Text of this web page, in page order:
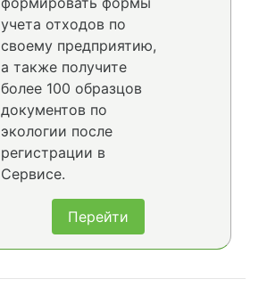
учета отходов по
своему предприятию,
а также получите
более 100 образцов
документов по
экологии после
регистрации в
Сервисе.
Перейти